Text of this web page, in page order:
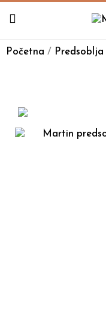
Početna / Predsoblja